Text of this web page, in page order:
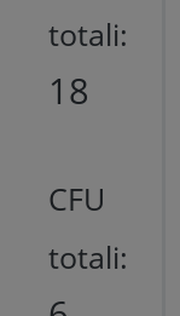
totali:
18
CFU
totali: